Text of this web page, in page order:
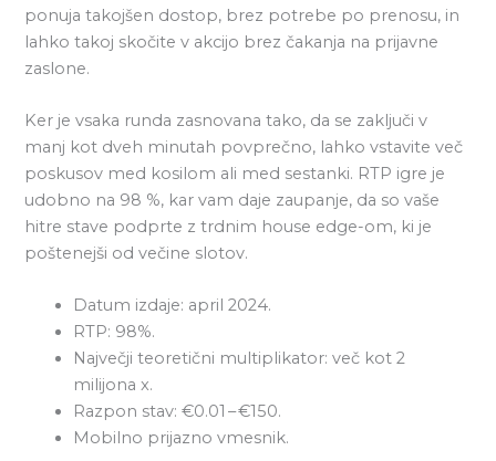
ponuja takojšen dostop, brez potrebe po prenosu, in
lahko takoj skočite v akcijo brez čakanja na prijavne
zaslone.
Ker je vsaka runda zasnovana tako, da se zaključi v
manj kot dveh minutah povprečno, lahko vstavite več
poskusov med kosilom ali med sestanki. RTP igre je
udobno na 98 %, kar vam daje zaupanje, da so vaše
hitre stave podprte z trdnim house edge-om, ki je
poštenejši od večine slotov.
Datum izdaje: april 2024.
RTP: 98%.
Največji teoretični multiplikator: več kot 2
milijona x.
Razpon stav: €0.01 – €150.
Mobilno prijazno vmesnik.